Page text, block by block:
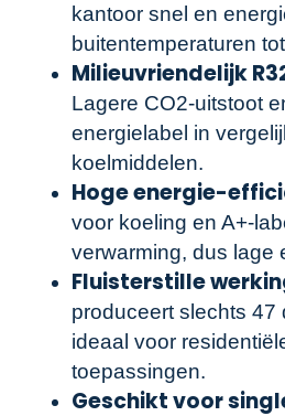
kantoor snel en
buitentemperaturen
Milieuvriendelijk
Lagere CO2-uitstoot
energielabel in
koelmiddelen.
Hoge energie-
voor koeling en A+-
verwarming, dus lage
Fluisterstille
produceert slechts 47
ideaal voor
toepassingen.
Geschikt voor